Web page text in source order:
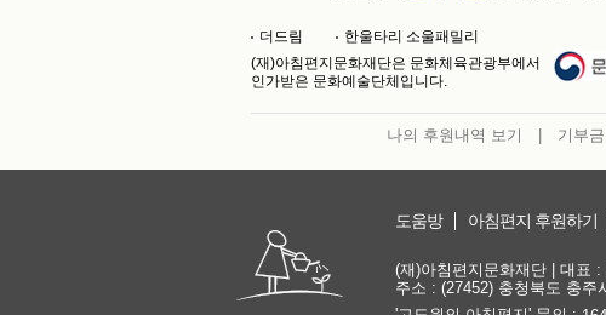
더드림
한울타리 소울패밀리
(재)아침편지문화재단은 문화체육관광부에서
인가받은 문화예술단체입니다.
나의 후원내역 보기 기부
도움방 아침편지 후원하기
(재)아침편지문화재단 | 대표
주소 : (27452) 충청북도 충주